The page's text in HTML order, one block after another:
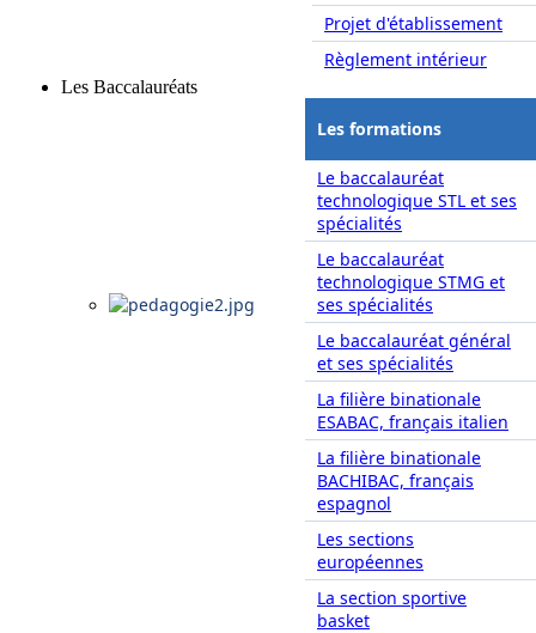
Projet d'établissement
Règlement intérieur
Les Baccalauréats
Les formations
Le baccalauréat
technologique STL et ses
spécialités
Le baccalauréat
technologique STMG et
ses spécialités
Le baccalauréat général
et ses spécialités
La filière binationale
ESABAC, français italien
La filière binationale
BACHIBAC, français
espagnol
Les sections
européennes
La section sportive
basket